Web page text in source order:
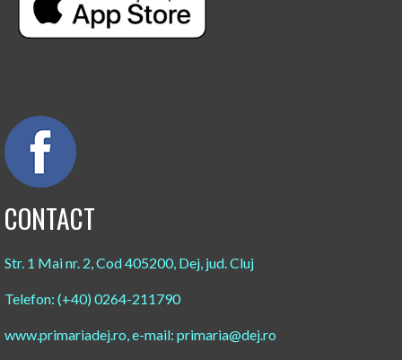
CONTACT
Str. 1 Mai nr. 2, Cod 405200, Dej, jud. Cluj
Telefon: (+40) 0264-211790
www.primariadej.ro, e-mail: primaria@dej.ro​